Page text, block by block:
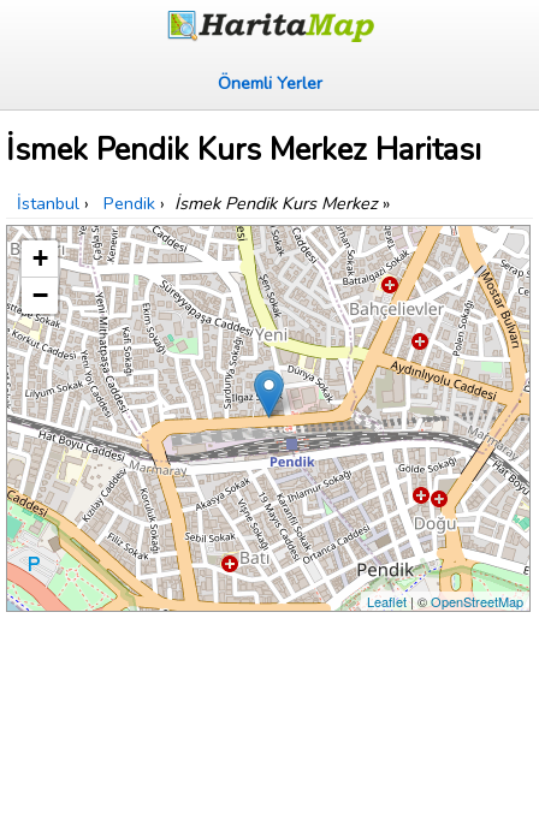
Önemli Yerler
İsmek Pendik Kurs Merkez Haritası
İstanbul › Pendik › İsmek Pendik Kurs Merkez»
+
−
Leaflet| ©OpenStreetMap